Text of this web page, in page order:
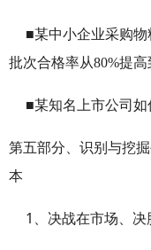
■某中小企业采购物
批次合格率从80%提高
■某知名上市公司如
第五部分、 识别与挖
本
1 、决战在市场、